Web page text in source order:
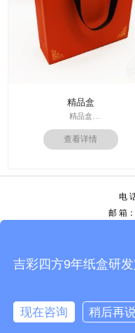
精品盒
精品盒
印刷技术： 专色印刷
面纸：特种纸
内材料：1500克灰板
其他辅料：EVA+绒布内托；绸
周期：签订合同确认样板后7-15
查看详情
电
邮 箱
吉彩四方9年纸盒研
现在咨询 稍后再